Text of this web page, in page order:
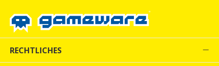
RECHTLICHES